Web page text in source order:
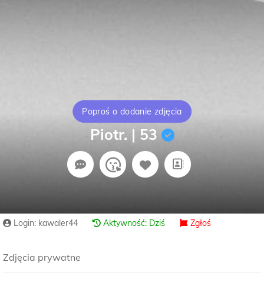
Piotr. | 53
Poproś o dodanie zdjęcia
Login: kawaler44 Aktywność: Dziś Zgłoś
Zdjęcia prywatne